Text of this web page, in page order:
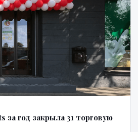
за год закрыла 31 торговую